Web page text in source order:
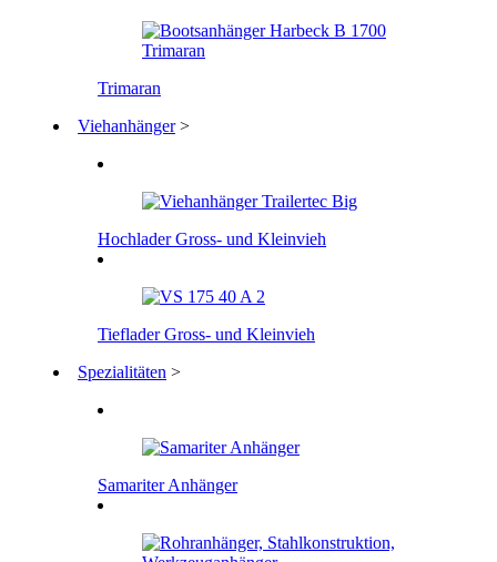
Trimaran
Viehanhänger >
Hochlader Gross- und Kleinvieh
Tieflader Gross- und Kleinvieh
Spezialitäten >
Samariter Anhänger